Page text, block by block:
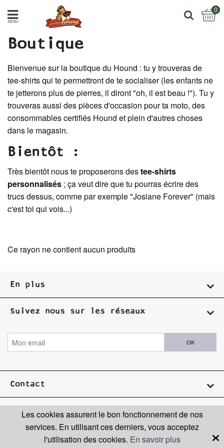
MENU
0
Boutique
Bienvenue sur la boutique du Hound : tu y trouveras de
tee-shirts qui te permettront de te socialiser (les enfants ne
te jetterons plus de pierres, il diront "oh, il est beau !"). Tu y
trouveras aussi des pièces d'occasion pour ta moto, des
consommables certifiés Hound et plein d'autres choses
dans le magasin.
Bientôt :
Très bientôt nous te proposerons destee-shirts
personnalisés ; ça veut dire que tu pourras écrire des
trucs dessus, comme par exemple "Josiane Forever" (mais
c'est toi qui vois...)
Ce rayon ne contient aucun produits
En plus
Suivez nous sur les réseaux
OK
Contact
Les cookies assurent le bon fonctionnement de nos
services. En utilisant ces derniers, vous acceptez
l'utilisation des cookies. En savoir plus